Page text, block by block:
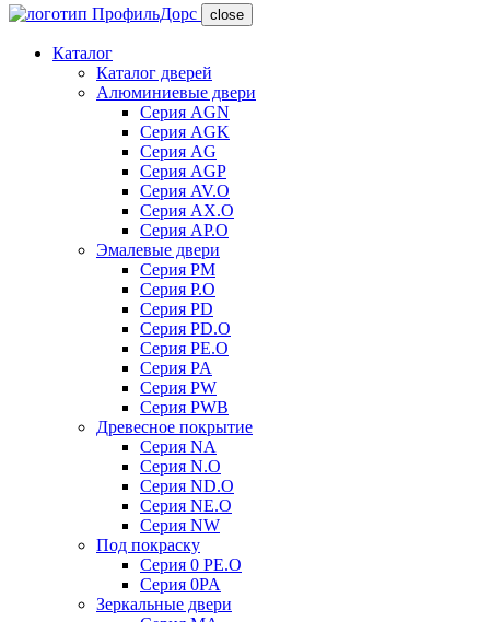
close
Каталог
Каталог дверей
Алюминиевые двери
Серия AGN
Серия AGK
Серия AG
Серия AGP
Серия AV.O
Серия AX.O
Серия AP.O
Эмалевые двери
Серия PM
Серия P.O
Серия PD
Серия PD.O
Серия PE.O
Серия PA
Серия PW
Серия PWB
Древесное покрытие
Серия NA
Серия N.O
Серия ND.O
Серия NE.O
Серия NW
Под покраску
Серия 0 PE.O
Серия 0PA
Зеркальные двери